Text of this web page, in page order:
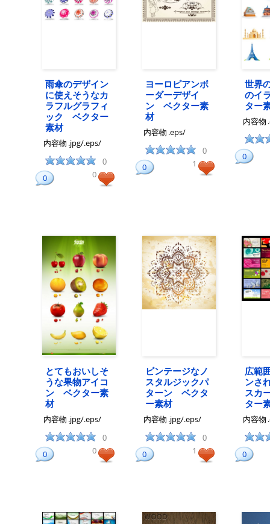
雨傘のデザイン
に使えそうなカ
ラフルグラフィ
ック ベクター
素材
内容物 .jpg/.eps/
0
0 0
ヨーロピアンボ
ーダーデザイ
ン ベクター素
材
内容物 .eps/
0
0 1
世界
のイ
ター
内容物
0
とてもおいしそ
うな果物アイコ
ン ベクター素
材
内容物 .jpg/.eps/
0
0 0
ビンテージなノ
スタルジックパ
ターン ベクタ
ー素材
内容物 .jpg/.eps/
0
0 1
広範
ンさ
スカ
ター
内容物
0